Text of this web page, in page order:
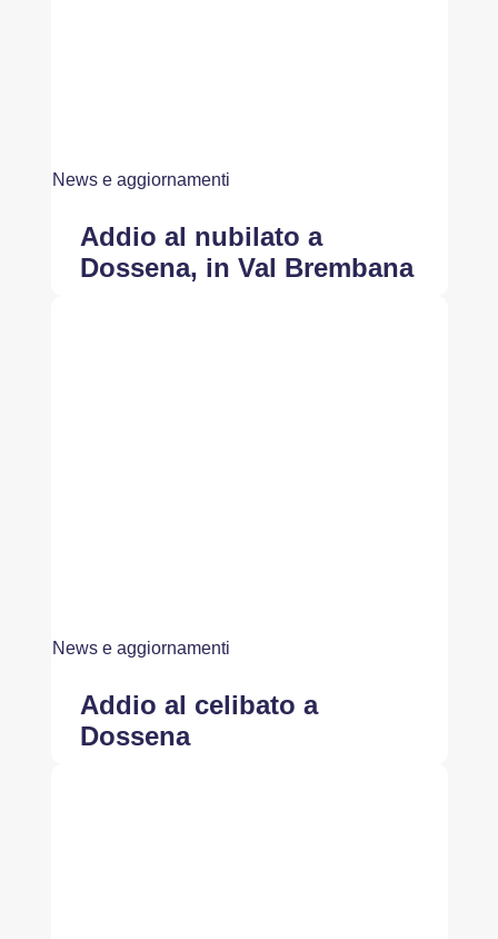
News e aggiornamenti
Addio al nubilato a
Dossena, in Val Brembana
News e aggiornamenti
Addio al celibato a
Dossena